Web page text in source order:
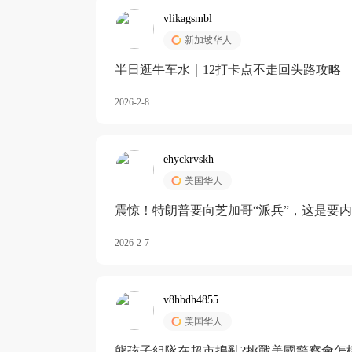
vlikagsmbl
新加坡华人
半日逛牛车水｜12打卡点不走回头路攻略
2026-2-8
ehyckrvskh
美国华人
震惊！特朗普要向芝加哥“派兵”，这是要
2026-2-7
v8hbdh4855
美国华人